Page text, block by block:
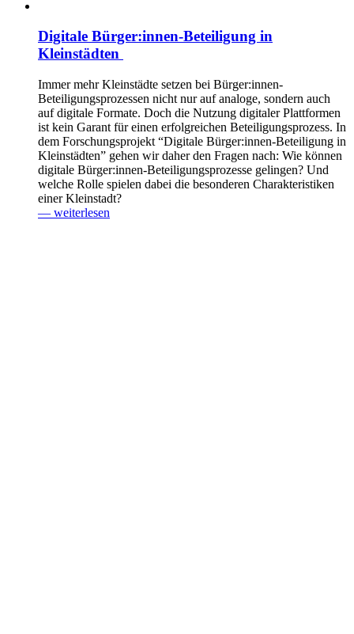
Digitale Bürger:innen-Beteiligung in
Kleinstädten
Immer mehr Kleinstädte setzen bei Bürger:innen-
Beteiligungsprozessen nicht nur auf analoge, sondern auch
auf digitale Formate. Doch die Nutzung digitaler Plattformen
ist kein Garant für einen erfolgreichen Beteiligungsprozess. In
dem Forschungsprojekt “Digitale Bürger:innen-Beteiligung in
Kleinstädten” gehen wir daher den Fragen nach: Wie können
digitale Bürger:innen-Beteiligungsprozesse gelingen? Und
welche Rolle spielen dabei die besonderen Charakteristiken
einer Kleinstadt?
— weiterlesen